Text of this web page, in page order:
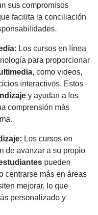
sus compromisos
facilita la conciliación
: Los cursos en línea
para proporcionar
, como videos,
interactivos. Estos
y ayudan a los
comprensión más
: Los cursos en
de avanzar a su propio
pueden
centrarse más en áreas
mejorar, lo que
personalizado y